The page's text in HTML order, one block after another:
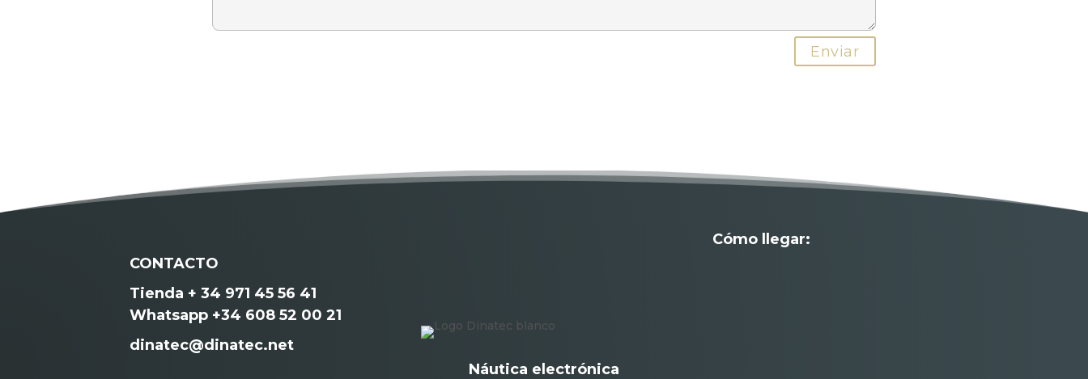
CONTACTO
Tienda + 34 971 45 56 41
Whatsapp +34 608 52 00 21
dinatec@dinatec.net
Náutica electrónica
Cómo llegar: